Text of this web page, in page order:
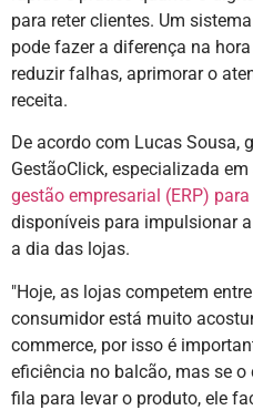
para reter clientes. Um
pode fazer a diferença na
reduzir falhas, aprimorar o
receita.
De acordo com Lucas Sousa,
GestãoClick, especializada
gestão empresarial (ERP)
disponíveis para impulsionar
a dia das lojas.
"Hoje, as lojas competem
consumidor está muito
commerce, por isso é
eficiência no balcão, mas se
fila para levar o produto, ele